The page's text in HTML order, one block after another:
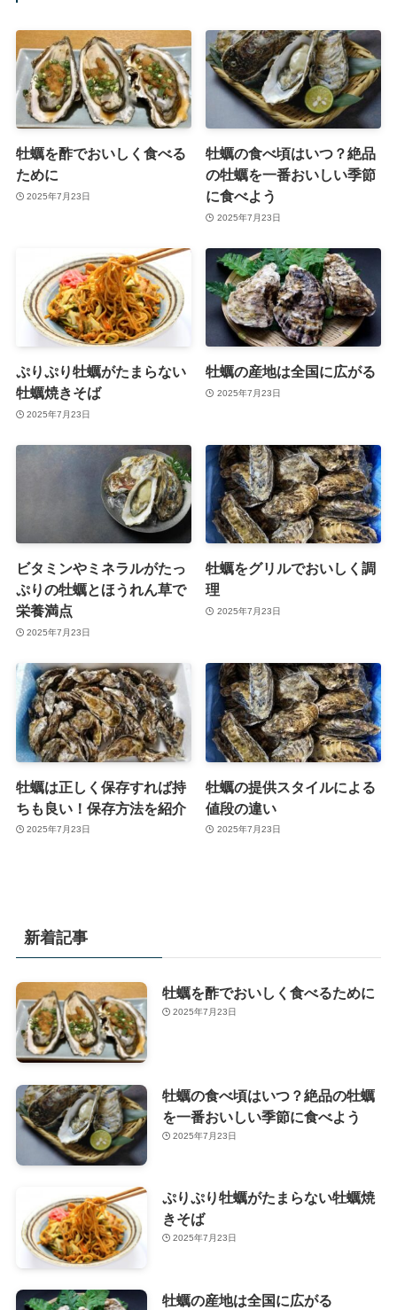
牡蠣を酢でおいしく食べる
ために
2025年7月23日
牡蠣の食べ頃はいつ？絶品
の牡蠣を一番おいしい季節
に食べよう
2025年7月23日
ぷりぷり牡蠣がたまらない
牡蠣焼きそば
2025年7月23日
牡蠣の産地は全国に広がる
2025年7月23日
ビタミンやミネラルがたっ
ぷりの牡蠣とほうれん草で
栄養満点
2025年7月23日
牡蠣をグリルでおいしく調
理
2025年7月23日
牡蠣は正しく保存すれば持
ちも良い！保存方法を紹介
2025年7月23日
牡蠣の提供スタイルによる
値段の違い
2025年7月23日
新着記事
牡蠣を酢でおいしく食べるために
2025年7月23日
牡蠣の食べ頃はいつ？絶品の牡蠣
を一番おいしい季節に食べよう
2025年7月23日
ぷりぷり牡蠣がたまらない牡蠣焼
きそば
2025年7月23日
牡蠣の産地は全国に広がる